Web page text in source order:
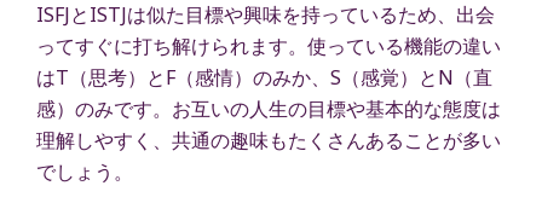
ISFJとISTJは似た目標や興味を持っているため、出会
ってすぐに打ち解けられます。使っている機能の違い
はT（思考）とF（感情）のみか、S（感覚）とN（直
感）のみです。お互いの人生の目標や基本的な態度は
理解しやすく、共通の趣味もたくさんあることが多い
でしょう。